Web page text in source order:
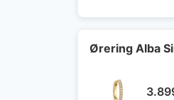
Ørering Alba